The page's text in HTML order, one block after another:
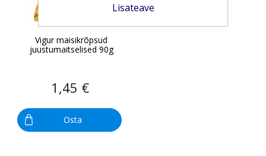
Vigur maisikrõpsud
juustumaitselised 90g
1,45 €
Osta
Lisateave